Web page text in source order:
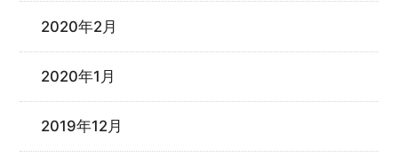
2020年2月
2020年1月
2019年12月